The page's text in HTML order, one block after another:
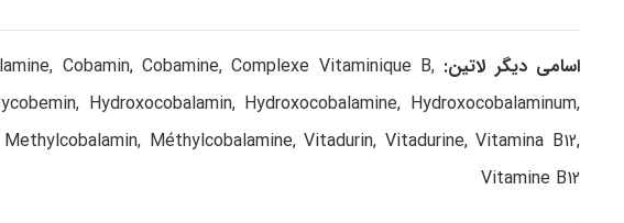
اسامی دیگر لاتین: Cobamin, Cobamine, Complexe Vitaminique B,
Hydroxocobalamin, Hydroxocobalamine, Hydroxocobalaminum,
Méthylcobalamine, Vitadurin, Vitadurine, Vitamina B12,
Vitamine B12